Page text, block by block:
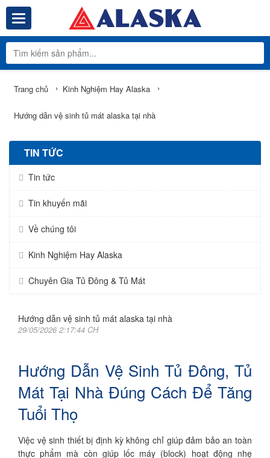
Toggle navigation Tổng Kho
Trang chủ › Kinh Nghiệm Hay Alaska ›
Hướng dẫn vệ sinh tủ mát alaska tại nhà
TIN TỨC
Tin tức
Tin khuyến mãi
Về chúng tôi
Kinh Nghiệm Hay Alaska
Chuyên Gia Tủ Đông & Tủ Mát
Hướng dẫn vệ sinh tủ mát alaska tại nhà
29/05/2026 2:17:44 CH
Hướng Dẫn Vệ Sinh Tủ Đông, Tủ
Mát Tại Nhà Đúng Cách Để Tăng
Tuổi Thọ
Việc vệ sinh thiết bị định kỳ không chỉ giúp đảm bảo an toàn
thực phẩm mà còn giúp lốc máy (block) hoạt động nhẹ